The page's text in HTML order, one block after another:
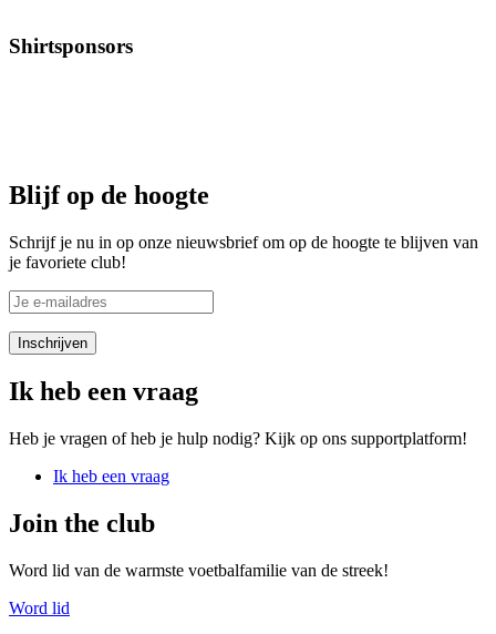
Shirtsponsors
Blijf op de hoogte
Schrijf je nu in op onze nieuwsbrief om op de hoogte te blijven van
je favoriete club!
Ik heb een vraag
Heb je vragen of heb je hulp nodig? Kijk op ons supportplatform!
Ik heb een vraag
Join the club
Word lid van de warmste voetbalfamilie van de streek!
Word lid